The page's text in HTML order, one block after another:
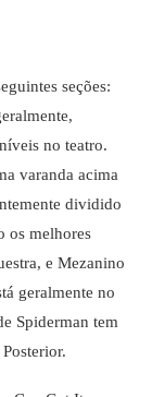
seções:
no teatro.
varanda acima
dividido
os melhores
e Mezanino
geralmente no
Spiderman tem